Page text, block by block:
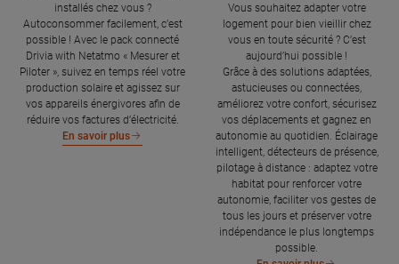
installés chez vous ?
Autoconsommer facilement, c’est
possible ! Avec le pack connecté
Drivia with Netatmo « Mesurer et
Piloter », suivez en temps réel votre
production solaire et agissez sur
vos appareils énergivores afin de
réduire vos factures d’électricité.
En savoir plus
Vous souhaitez adapter votre
logement pour bien vieillir chez
vous en toute sécurité ? C’est
aujourd’hui possible !
Grâce à des solutions adaptées,
astucieuses ou connectées,
améliorez votre confort, sécurisez
vos déplacements et gagnez en
autonomie au quotidien. Éclairage
intelligent, détecteurs de présence,
pilotage à distance : adaptez votre
habitat pour renforcer votre
autonomie, faciliter vos gestes de
tous les jours et préserver votre
indépendance le plus longtemps
possible.